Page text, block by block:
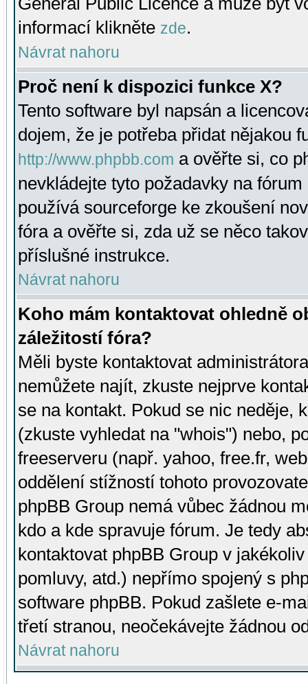
informací klikněte zde.
Návrat nahoru
Proč není k dispozici funkce X?
Tento software byl napsán a
dojem, že je potřeba přidat nějakou
http://www.phpbb.com a ověřte si, co
nevkládejte tyto požadavky na
používá sourceforge ke zkoušení
fóra a ověřte si, zda už se něco
příslušné instrukce.
Návrat nahoru
Koho mám kontaktovat ohledně
záležitostí fóra?
Měli byste kontaktovat
nemůžete najít, zkuste nejprve
se na kontakt. Pokud se nic neděje,
(zkuste vyhledat na "whois") nebo,
freeserveru (např. yahoo, free.fr,
oddělení stížností tohoto
phpBB Group nemá vůbec žádnou
kdo a kde spravuje fórum. Je tedy
kontaktovat phpBB Group v
pomluvy, atd.) nepřímo spojený s
software phpBB. Pokud zašlete e-
třetí stranou, neočekávejte žádnou
Návrat nahoru